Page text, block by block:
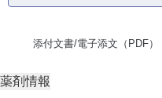
添付文書/電子添文（PDF）
薬剤情報